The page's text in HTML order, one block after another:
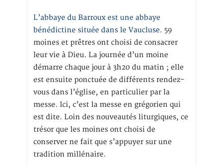
L’abbaye du Barroux est une abbaye
bénédictine située dans le Vaucluse. 59
moines et prêtres ont choisi de consacrer
leur vie à Dieu. La journée d’un moine
démarre chaque jour à 3h20 du matin ; elle
est ensuite ponctuée de différents rendez-
vous dans l’église, en particulier par la
messe. Ici, c’est la messe en grégorien qui
est dite. Loin des nouveautés liturgiques, ce
trésor que les moines ont choisi de
conserver ne fait que s’appuyer sur une
tradition millénaire.